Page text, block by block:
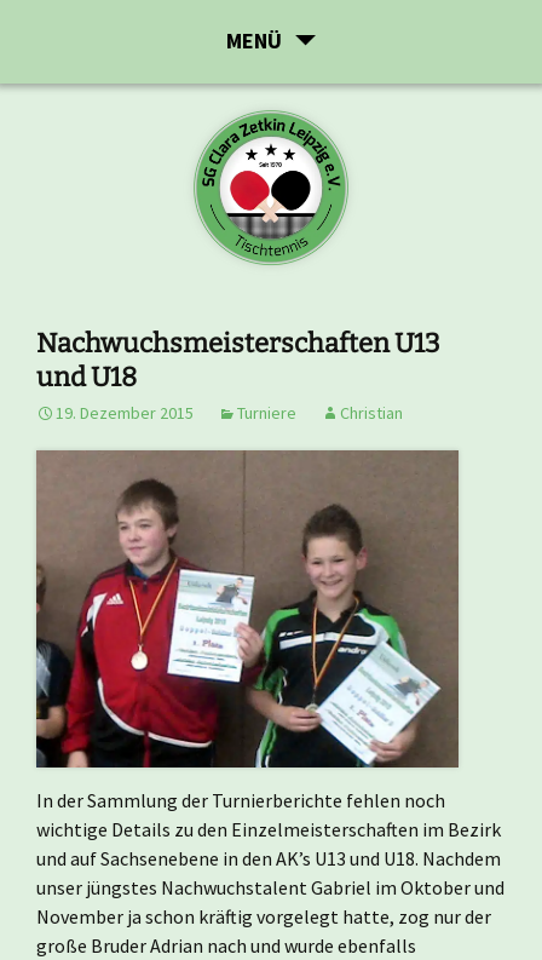
MENÜ
Nachwuchsmeisterschaften U13
und U18
19. Dezember 2015 Turniere Christian
In der Sammlung der Turnierberichte fehlen noch
wichtige Details zu den Einzelmeisterschaften im Bezirk
und auf Sachsenebene in den AK’s U13 und U18. Nachdem
unser jüngstes Nachwuchstalent Gabriel im Oktober und
November ja schon kräftig vorgelegt hatte, zog nur der
große Bruder Adrian nach und wurde ebenfalls